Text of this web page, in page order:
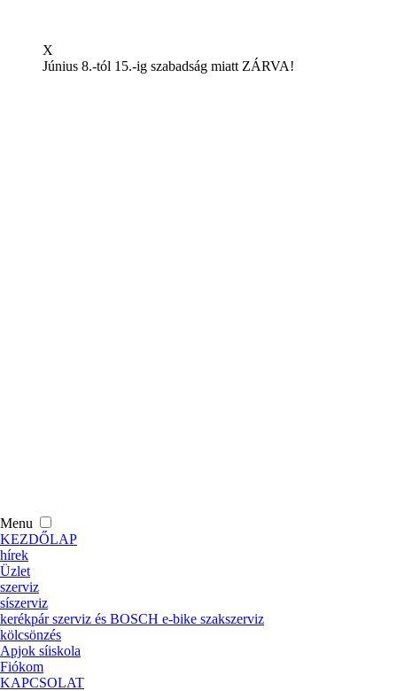
X
Június 8.-tól 15.-ig szabadság miatt ZÁRVA!
Menu
KEZDŐLAP
hírek
Üzlet
szerviz
síszerviz
kerékpár szerviz és BOSCH e-bike szakszerviz
kölcsönzés
Apjok síiskola
Fiókom
KAPCSOLAT